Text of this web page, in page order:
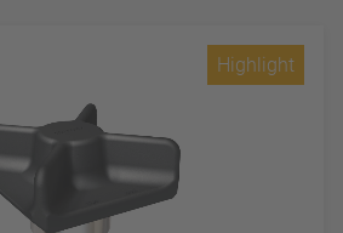
Highlight